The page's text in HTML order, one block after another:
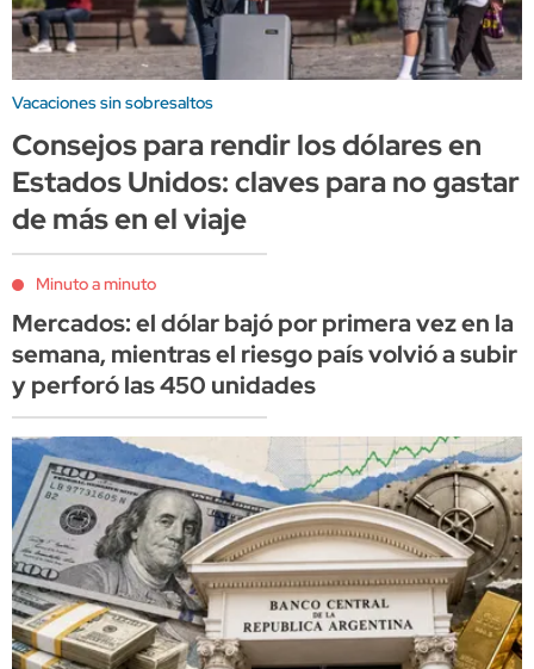
Vacaciones sin sobresaltos
Consejos para rendir los dólares en
Estados Unidos: claves para no gastar
de más en el viaje
Minuto a minuto
Mercados: el dólar bajó por primera vez en la
semana, mientras el riesgo país volvió a subir
y perforó las 450 unidades